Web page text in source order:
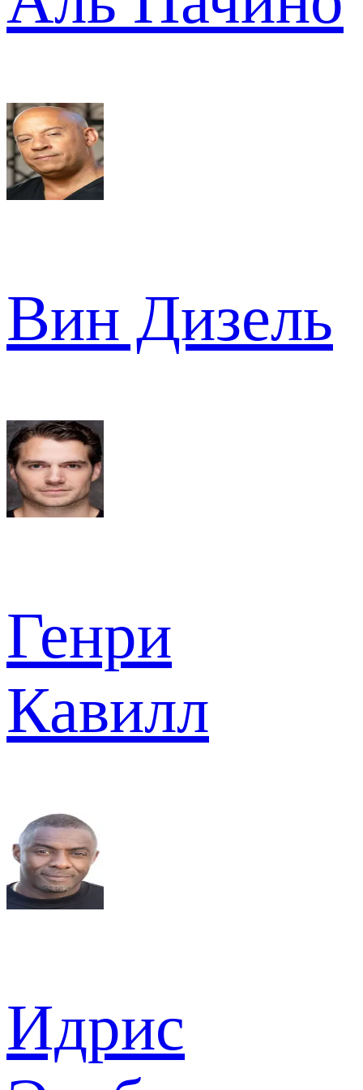
Вин Дизель
Генри
Кавилл
Идрис